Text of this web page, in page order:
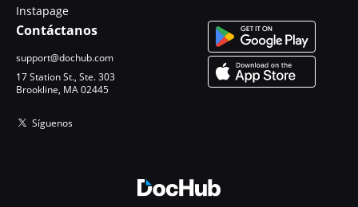
Instapage
Contáctanos
support@dochub.com
17 Station St., Ste. 303
Brookline, MA 02445
Síguenos